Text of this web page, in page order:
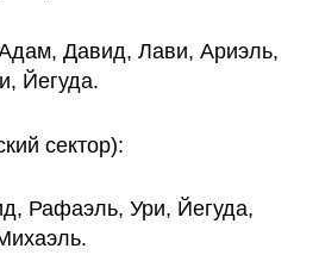
Давид, Лави, Ариэль,
Йегуда.
сектор):
Рафаэль, Ури, Йегуда,